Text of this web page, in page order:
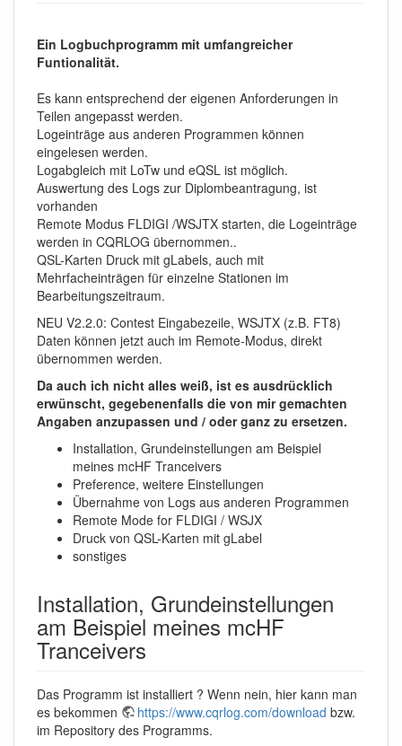
Ein Logbuchprogramm mit umfangreicher
Funtionalität.
Es kann entsprechend der eigenen Anforderungen in
Teilen angepasst werden.
Logeinträge aus anderen Programmen können
eingelesen werden.
Logabgleich mit LoTw und eQSL ist möglich.
Auswertung des Logs zur Diplombeantragung, ist
vorhanden
Remote Modus FLDIGI /WSJTX starten, die Logeinträge
werden in CQRLOG übernommen..
QSL-Karten Druck mit gLabels, auch mit
Mehrfacheinträgen für einzelne Stationen im
Bearbeitungszeitraum.
NEU V2.2.0: Contest Eingabezeile, WSJTX (z.B. FT8)
Daten können jetzt auch im Remote-Modus, direkt
übernommen werden.
Da auch ich nicht alles weiß, ist es ausdrücklich
erwünscht, gegebenenfalls die von mir gemachten
Angaben anzupassen und / oder ganz zu ersetzen.
Installation, Grundeinstellungen am Beispiel
meines mcHF Tranceivers
Preference, weitere Einstellungen
Übernahme von Logs aus anderen Programmen
Remote Mode for FLDIGI / WSJX
Druck von QSL-Karten mit gLabel
sonstiges
Installation, Grundeinstellungen
am Beispiel meines mcHF
Tranceivers
Das Programm ist installiert ? Wenn nein, hier kann man
es bekommen
https://www.cqrlog.com/download bzw.
im Repository des Programms.